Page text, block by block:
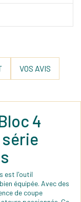
VOS AVIS
4
est l'outil
équipée. Avec des
de coupe